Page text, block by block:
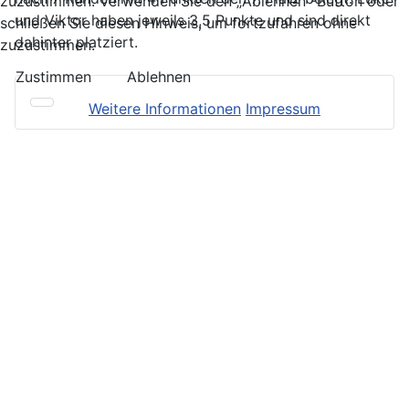
und Viktor haben jeweils 3,5 Punkte und sind direkt
dahinter platziert.
schließen Sie diesen Hinweis, um fortzufahren ohne
zuzustimmen.
Zustimmen
Ablehnen
Weitere Informationen Impressum